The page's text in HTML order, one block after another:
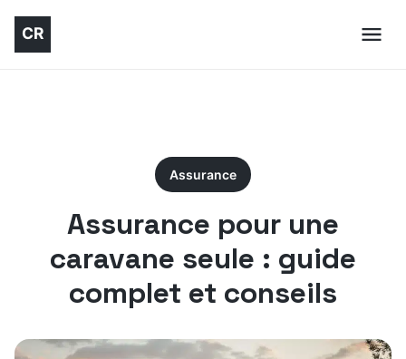
Assurance
Assurance pour une
caravane seule : guide
complet et conseils